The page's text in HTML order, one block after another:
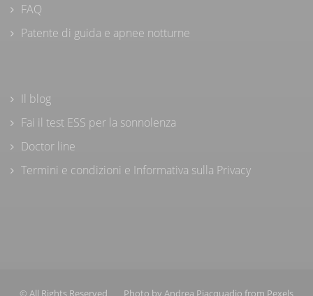
FAQ
Patente di guida e apnee notturne
Il blog
Fai il test ESS per la sonnolenza
Doctor line
Termini e condizioni e Informativa sulla Privacy
© All Rights Reserved Photo by Andrea Piacquadio from Pexels